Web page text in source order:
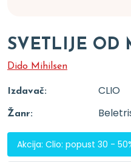
SVETLIJE OD
Dido Mihilsen
Izdavač: CLIO
Žanr:
Akcija: Clio: popust 30 -